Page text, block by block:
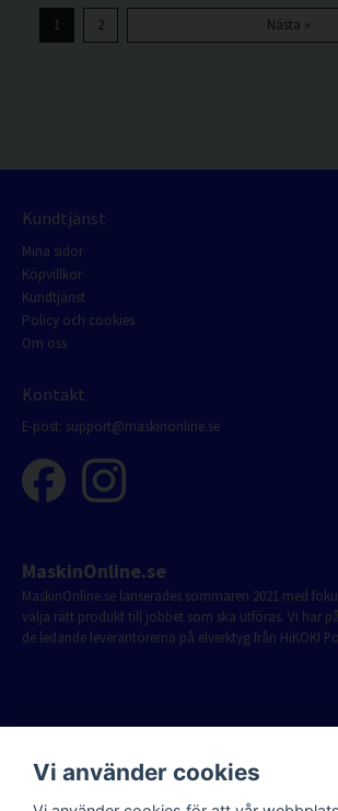
1 2 Nästa »
Kundtjänst
Mina sidor
Köpvillkor
Kundtjänst
Policy och cookies
Om oss
Kontakt
E-post: support@maskinonline.se
MaskinOnline.se
MaskinOnline.se lanserades sommaren 2021 med
välja rätt produkt till jobbet som ska utföras. Vi har
de ledande leverantörerna på elverktyg från HiKOKI
Vi använder cookies